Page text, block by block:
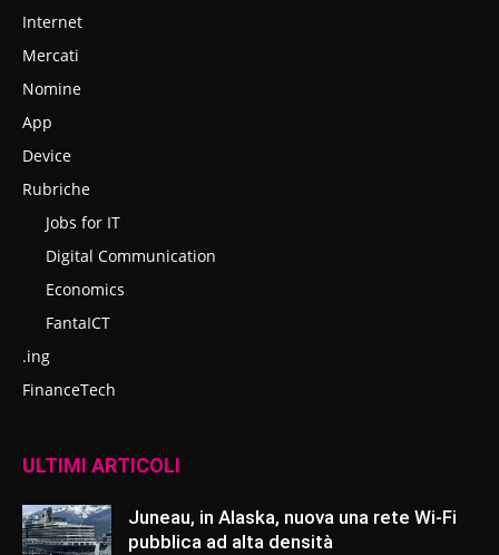
Internet
Mercati
Nomine
App
Device
Rubriche
Jobs for IT
Digital Communication
Economics
FantaICT
.ing
FinanceTech
ULTIMI ARTICOLI
Juneau, in Alaska, nuova una rete Wi-Fi
pubblica ad alta densità